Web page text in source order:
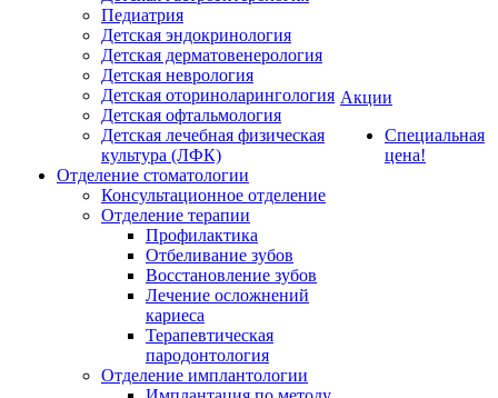
Педиатрия
Детская эндокринология
Детская дерматовенерология
Детская неврология
Детская оториноларингология
Детская офтальмология
Детская лечебная физическая
культура (ЛФК)
Отделение стоматологии
Консультационное отделение
Отделение терапии
Профилактика
Отбеливание зубов
Восстановление зубов
Лечение осложнений
кариеса
Терапевтическая
пародонтология
Отделение имплантологии
Акции
Специальная
цена!